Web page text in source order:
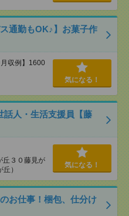
通勤もOK♪】お菓子作
収例】1600
気になる！
話人・生活支援員【藤
丘３０藤見が
）
気になる！
お仕事！梱包、仕分け